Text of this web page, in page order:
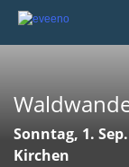
Sonntag, 1.
Kirchen